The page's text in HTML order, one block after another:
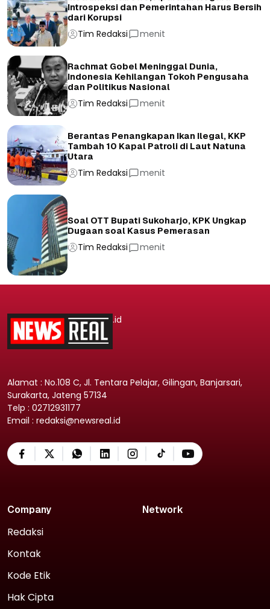
Introspeksi dan Pemerintahan Harus Bersih
dari Korupsi
Tim Redaksi menit
Rachmat Gobel Meninggal Dunia,
Indonesia Kehilangan Tokoh Pengusaha
dan Politikus Nasional
Tim Redaksi menit
Berantas Penangkapan Ikan Ilegal, KKP
Tambah 10 Kapal Patroli di Laut Natuna
Utara
Tim Redaksi menit
Soal OTT Bupati Sukoharjo, KPK Ungkap
Dugaan soal Kasus Pemerasan
Tim Redaksi menit
.id
Alamat : No.108 C, Jl. Tentara Pelajar, Gilingan, Banjarsari,
Surakarta, Jateng 57134
Telp : 02712931177
Email : redaksi@newsreal.id
Company
Redaksi
Kontak
Kode Etik
Hak Cipta
Network